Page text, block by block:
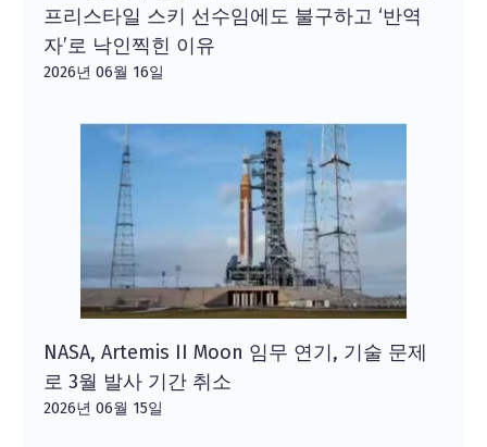
프리스타일 스키 선수임에도 불구하고 ‘반역
자’로 낙인찍힌 이유
2026년 06월 16일
NASA, Artemis II Moon 임무 연기, 기술 문제
로 3월 발사 기간 취소
2026년 06월 15일